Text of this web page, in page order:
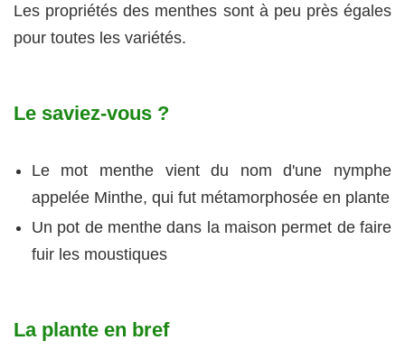
Les propriétés des menthes sont à peu près égales
pour toutes les variétés.
Le saviez-vous ?
Le mot menthe vient du nom d'une nymphe
appelée Minthe, qui fut métamorphosée en plante
Un pot de menthe dans la maison permet de faire
fuir les moustiques
La plante en bref